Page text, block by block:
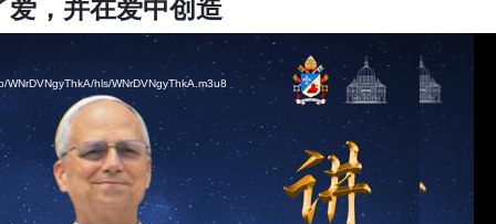
，并在爱中创造
hls/WNrDVNgyThkA.m3u8
hls/WNrDVNgyThkA.m3u8
hls/WNrDVNgyThkA.m3u8